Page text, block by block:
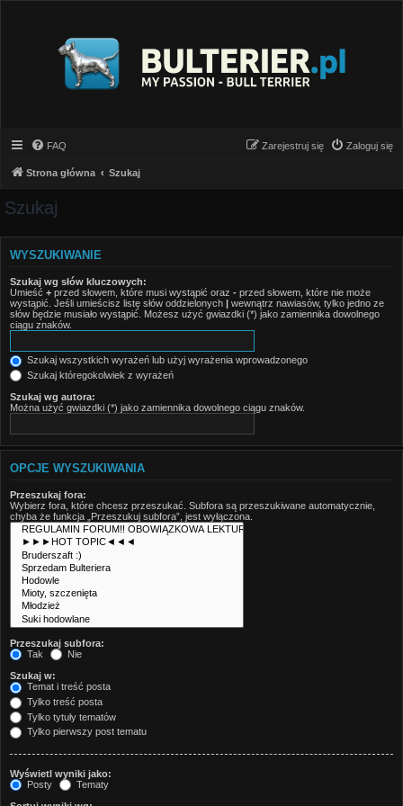
FAQ Zaloguj się
Zarejestruj się
Strona główna Szukaj
Szukaj
WYSZUKIWANIE
Szukaj wg słów kluczowych:
Umieść + przed słowem, które musi wystąpić oraz - przed słowem, które nie może
wystąpić. Jeśli umieścisz listę słów oddzielonych | wewnątrz nawiasów, tylko jedno ze
słów będzie musiało wystąpić. Możesz użyć gwiazdki (*) jako zamiennika dowolnego
ciągu znaków.
Szukaj wszystkich wyrażeń lub użyj wyrażenia wprowadzonego
Szukaj któregokolwiek z wyrażeń
Szukaj wg autora:
Można użyć gwiazdki (*) jako zamiennika dowolnego ciągu znaków.
OPCJE WYSZUKIWANIA
Przeszukaj fora:
Wybierz fora, które chcesz przeszukać. Subfora są przeszukiwane automatycznie,
chyba że funkcja „Przeszukuj subfora”, jest wyłączona.
Przeszukaj subfora:
Tak
Nie
Szukaj w:
Temat i treść posta
Tylko treść posta
Tylko tytuły tematów
Tylko pierwszy post tematu
Wyświetl wyniki jako:
Posty
Tematy